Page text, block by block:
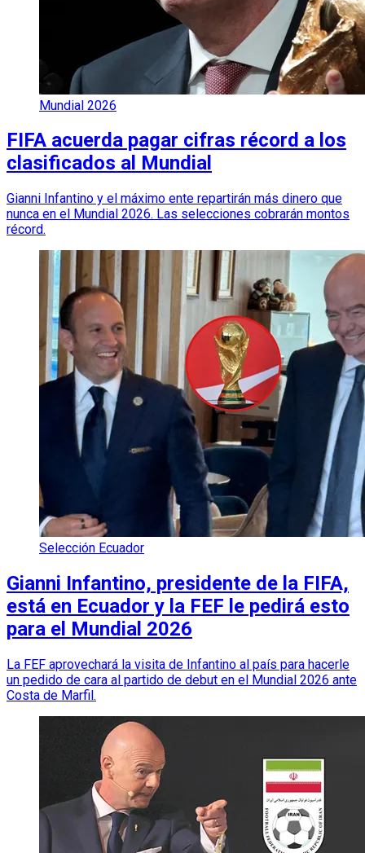
Mundial 2026
FIFA acuerda pagar cifras récord a los
clasificados al Mundial
Gianni Infantino y el máximo ente repartirán más dinero que
nunca en el Mundial 2026. Las selecciones cobrarán montos
récord.
Selección Ecuador
Gianni Infantino, presidente de la FIFA,
está en Ecuador y la FEF le pedirá esto
para el Mundial 2026
La FEF aprovechará la visita de Infantino al país para hacerle
un pedido de cara al partido de debut en el Mundial 2026 ante
Costa de Marfil.